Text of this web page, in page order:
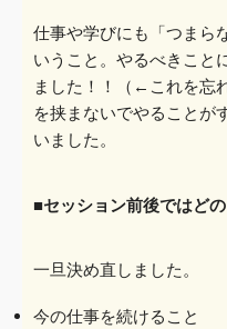
仕事や学びにも「つまら
いうこと。やるべきこと
ました！！（←これを忘
を挟まないでやることが
いました。
■セッション前後ではど
一旦決め直しました。
今の仕事を続けること